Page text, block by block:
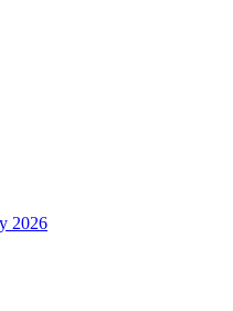
2026